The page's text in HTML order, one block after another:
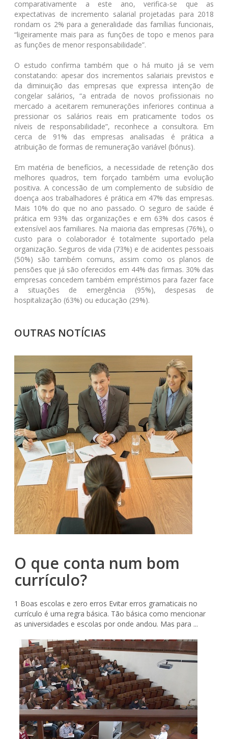
comparativamente a este ano, verifica-se que as
expectativas de incremento salarial projetadas para 2018
rondam os 2% para a generalidade das famílias funcionais,
“ligeiramente mais para as funções de topo e menos para
as funções de menor responsabilidade”.
O estudo confirma também que o há muito já se vem
constatando: apesar dos incrementos salariais previstos e
da diminuição das empresas que expressa intenção de
congelar salários, “a entrada de novos profissionais no
mercado a aceitarem remunerações inferiores continua a
pressionar os salários reais em praticamente todos os
níveis de responsabilidade”, reconhece a consultora. Em
cerca de 91% das empresas analisadas é prática a
atribuição de formas de remuneração variável (bónus).
Em matéria de benefícios, a necessidade de retenção dos
melhores quadros, tem forçado também uma evolução
positiva. A concessão de um complemento de subsídio de
doença aos trabalhadores é prática em 47% das empresas.
Mais 10% do que no ano passado. O seguro de saúde é
prática em 93% das organizações e em 63% dos casos é
extensível aos familiares. Na maioria das empresas (76%), o
custo para o colaborador é totalmente suportado pela
organização. Seguros de vida (73%) e de acidentes pessoais
(50%) são também comuns, assim como os planos de
pensões que já são oferecidos em 44% das firmas. 30% das
empresas concedem também empréstimos para fazer face
a situações de emergência (95%), despesas de
hospitalização (63%) ou educação (29%).
OUTRAS NOTÍCIAS
O que conta num bom
currículo?
1 Boas escolas e zero erros Evitar erros gramaticais no
currículo é uma regra básica. Tão básica como mencionar
as universidades e escolas por onde andou. Mas para ...